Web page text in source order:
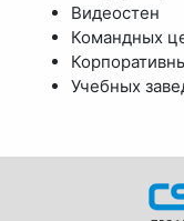
Видеостен
Командных
Учебных